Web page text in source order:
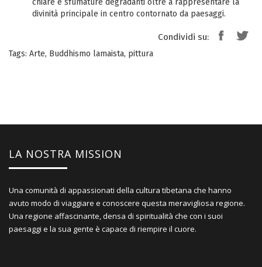
chiare e sfumature degradanti oltre a rappresentare la
divinità principale in centro contornato da paesaggi.
Condividi su:
Tags: Arte, Buddhismo lamaista, pittura
LA NOSTRA MISSION
Una comunità di appassionati della cultura tibetana che hanno
avuto modo di viaggiare e conoscere questa meravigliosa regione.
Una regione affascinante, densa di spiritualità che con i suoi
paesaggi e la sua gente è capace di riempire il cuore.